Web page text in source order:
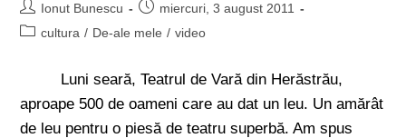
Ionut Bunescu
miercuri, 3 august 2011
cultura / De-ale mele / video
Luni seară, Teatrul de Vară din Herăstrău,
aproape 500 de oameni care au dat un leu. Un amărât
de leu pentru o piesă de teatru superbă. Am spus